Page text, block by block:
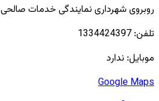
روبروی شهرداری نمایندگی خدمات صالحی
تلفن: 1334424397
موبایل: ندارد
Google Maps